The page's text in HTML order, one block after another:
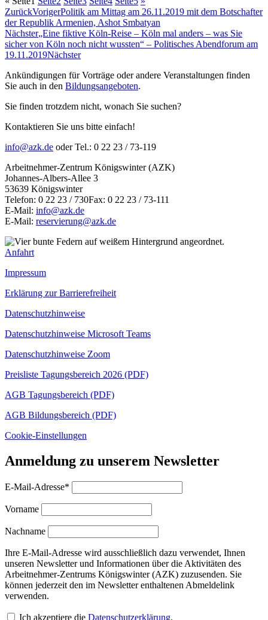
ZurückVorigerPolitik am Mittag am 26.11.2019 mit dem Botschafter
der Republik Armenien, Ashot Smbatyan
Nächster„Eine fiktive Köln-Reise – Köln mal anders – was Sie
sicher von Köln noch nicht wussten“ – Politisches Abendforum am
19.11.2019Nächster
Ankündigungen für Vorträge oder andere Veranstaltungen finden
Sie auch in den Bildungsangeboten.
Sie finden trotzdem nicht, wonach Sie suchen?
Kontaktieren Sie uns bitte einfach!
info@azk.de oder Tel.: 0 22 23 / 73-119
Arbeitnehmer-Zentrum Königswinter (AZK)
Johannes-Albers-Allee 3
53639 Königswinter
Telefon: 0 22 23 / 730Fax: 0 22 23 / 73-111
E-Mail: info@azk.de
E-Mail: reservierung@azk.de
Anfahrt
Impressum
Erklärung zur Barrierefreiheit
Datenschutzhinweise
Datenschutzhinweise Microsoft Teams
Datenschutzhinweise Zoom
Preisliste Tagungsbereich 2026 (PDF)
AGB Tagungsbereich (PDF)
AGB Bildungsbereich (PDF)
Cookie-Einstellungen
Anmeldung zu unserem Newsletter
E-Mail-Adresse*
Vorname
Nachname
Ihre E-Mail-Adresse wird ausschließlich dazu verwendet, Ihnen
unseren Newsletter und Informationen über die Aktivitäten des
Arbeitnehmer-Zentrums Königswinter (AZK) zuzusenden. Sie
können jederzeit den im Newsletter enthaltenen Abmeldelink
verwenden.
Ich akzeptiere die Datenschutzerklärung.